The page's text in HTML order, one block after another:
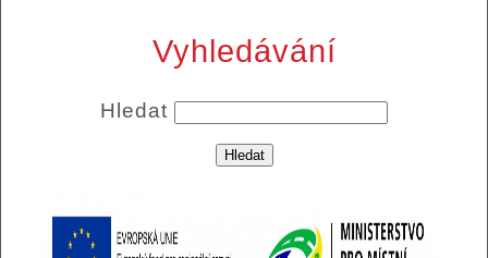
Vyhledávání
Hledat